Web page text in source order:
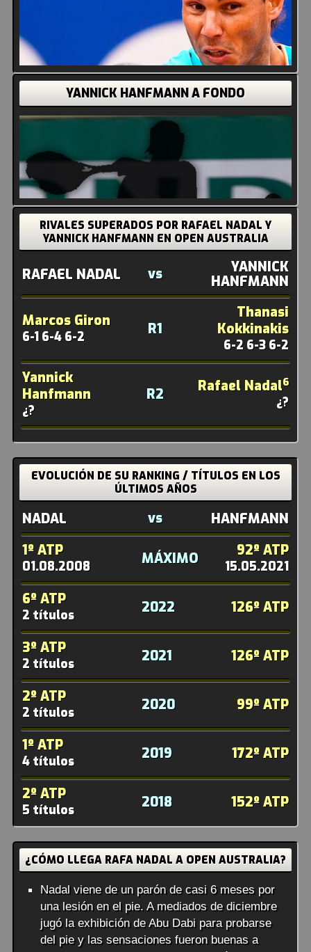
YANNICK HANFMANN A FONDO
RIVALES SUPERADOS POR RAFAEL NADAL Y
YANNICK HANFMANN EN OPEN AUSTRALIA
RAFAEL NADAL vs
YANNICK
HANFMANN
Marcos Giron
6-1 6-4 6-2 R1
Thanasi
Kokkinakis
6-2 6-3 6-2
Yannick
Hanfmann
¿?
R2 Rafael Nadal6
¿?
EVOLUCIÓN DE SU RANKING / TÍTULOS EN LOS
ÚLTIMOS AÑOS
NADAL vs
HANFMANN
1º ATP
01.08.2008 MÁXIMO 92º ATP
15.05.2021
6º ATP
2 títulos 2022 126º ATP
3º ATP
2 títulos 2021 126º ATP
2º ATP
2 títulos 2020 99º ATP
1º ATP
4 títulos 2019 172º ATP
2º ATP
5 títulos 2018 152º ATP
¿CÓMO LLEGA RAFA NADAL A OPEN AUSTRALIA?
Nadal viene de un parón de casi 6 meses por
una lesión en el pie. A mediados de diciembre
jugó la exhibición de Abu Dabi para probarse
del pie y las sensaciones fueron buenas a